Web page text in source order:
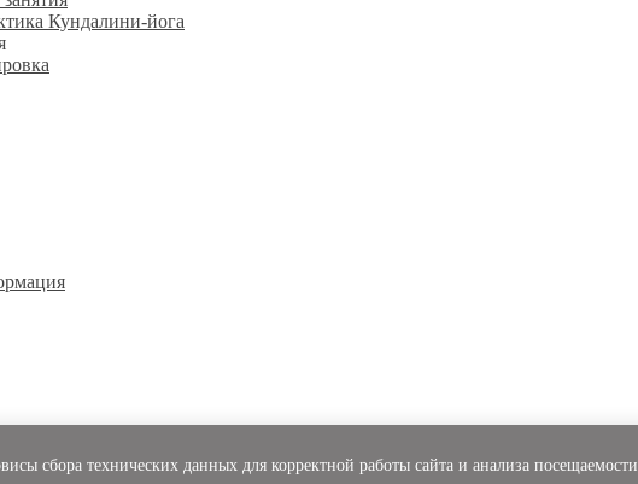
Кундалини-йога
сбора технических данных для корректной работы сайта и анализа